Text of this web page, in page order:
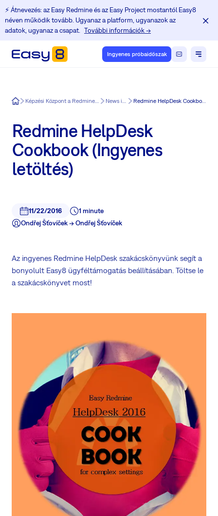
⚡️ Átnevezés: az Easy Redmine és az Easy Project mostantól Easy8
néven működik tovább. Ugyanaz a platform, ugyanazok az
adatok, ugyanaz a csapat.
További információk →
Ingyenes próbaidőszak
Easy8 Képzési Központ a Redmine felhasználók számára News in Easy8 Redmine HelpDesk Cookbook (Ingyenes letöltés)
Redmine HelpDesk
Cookbook (Ingyenes
letöltés)
11/22/2016
1 minute
Ondřej Šťovíček -> Ondřej Šťovíček
Az ingyenes Redmine HelpDesk szakácskönyvünk segít a
bonyolult Easy8 ügyféltámogatás beállításában. Töltse le
a szakácskönyvet most!